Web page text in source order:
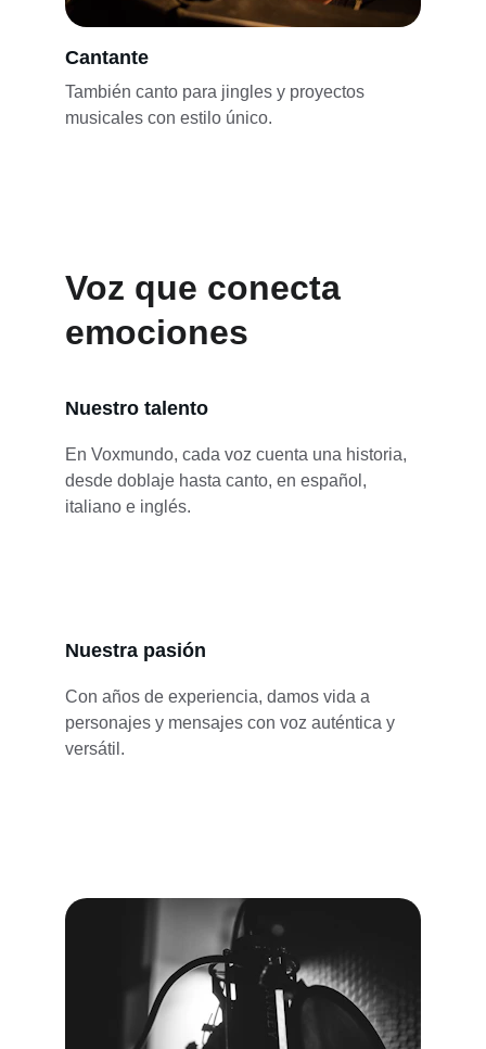
También canto para jingles y proyectos
musicales con estilo único.
Cantante
Voz que conecta
emociones
En Voxmundo, cada voz cuenta una historia,
desde doblaje hasta canto, en español,
italiano e inglés.
Nuestro talento
Nuestra pasión
Con años de experiencia, damos vida a
personajes y mensajes con voz auténtica y
versátil.